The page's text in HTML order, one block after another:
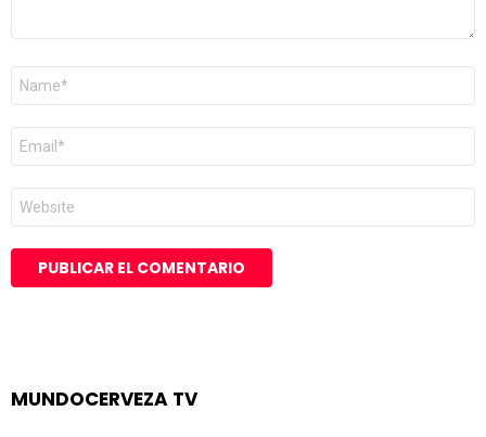
Nombre
Correo
electrónico
*
Web
MUNDOCERVEZA TV